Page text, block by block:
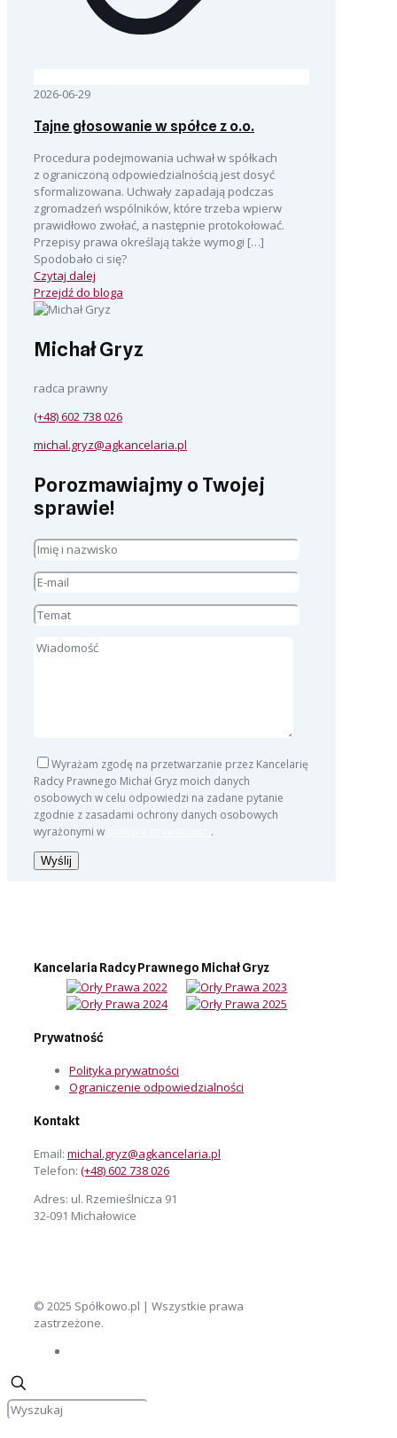
2026-06-29
Tajne głosowanie w spółce z o.o.
Procedura podejmowania uchwał w spółkach
z ograniczoną odpowiedzialnością jest dosyć
sformalizowana. Uchwały zapadają podczas
zgromadzeń wspólników, które trzeba wpierw
prawidłowo zwołać, a następnie protokołować.
Przepisy prawa określają także wymogi […]
Spodobało ci się?
Czytaj dalej
Przejdź do bloga
Michał Gryz
radca prawny
(+48) 602 738 026
michal.gryz@agkancelaria.pl
Porozmawiajmy o Twojej
sprawie!
Wyrażam zgodę na przetwarzanie przez Kancelarię
Radcy Prawnego Michał Gryz moich danych
osobowych w celu odpowiedzi na zadane pytanie
zgodnie z zasadami ochrony danych osobowych
wyrażonymi w
.
Kancelaria Radcy Prawnego Michał Gryz
Prywatność
Polityka prywatności
Ograniczenie odpowiedzialności
Kontakt
Email: michal.gryz@agkancelaria.pl
Telefon: (+48) 602 738 026
Adres: ul. Rzemieślnicza 91
32-091 Michałowice
© 2025 Spółkowo.pl | Wszystkie prawa
zastrzeżone.